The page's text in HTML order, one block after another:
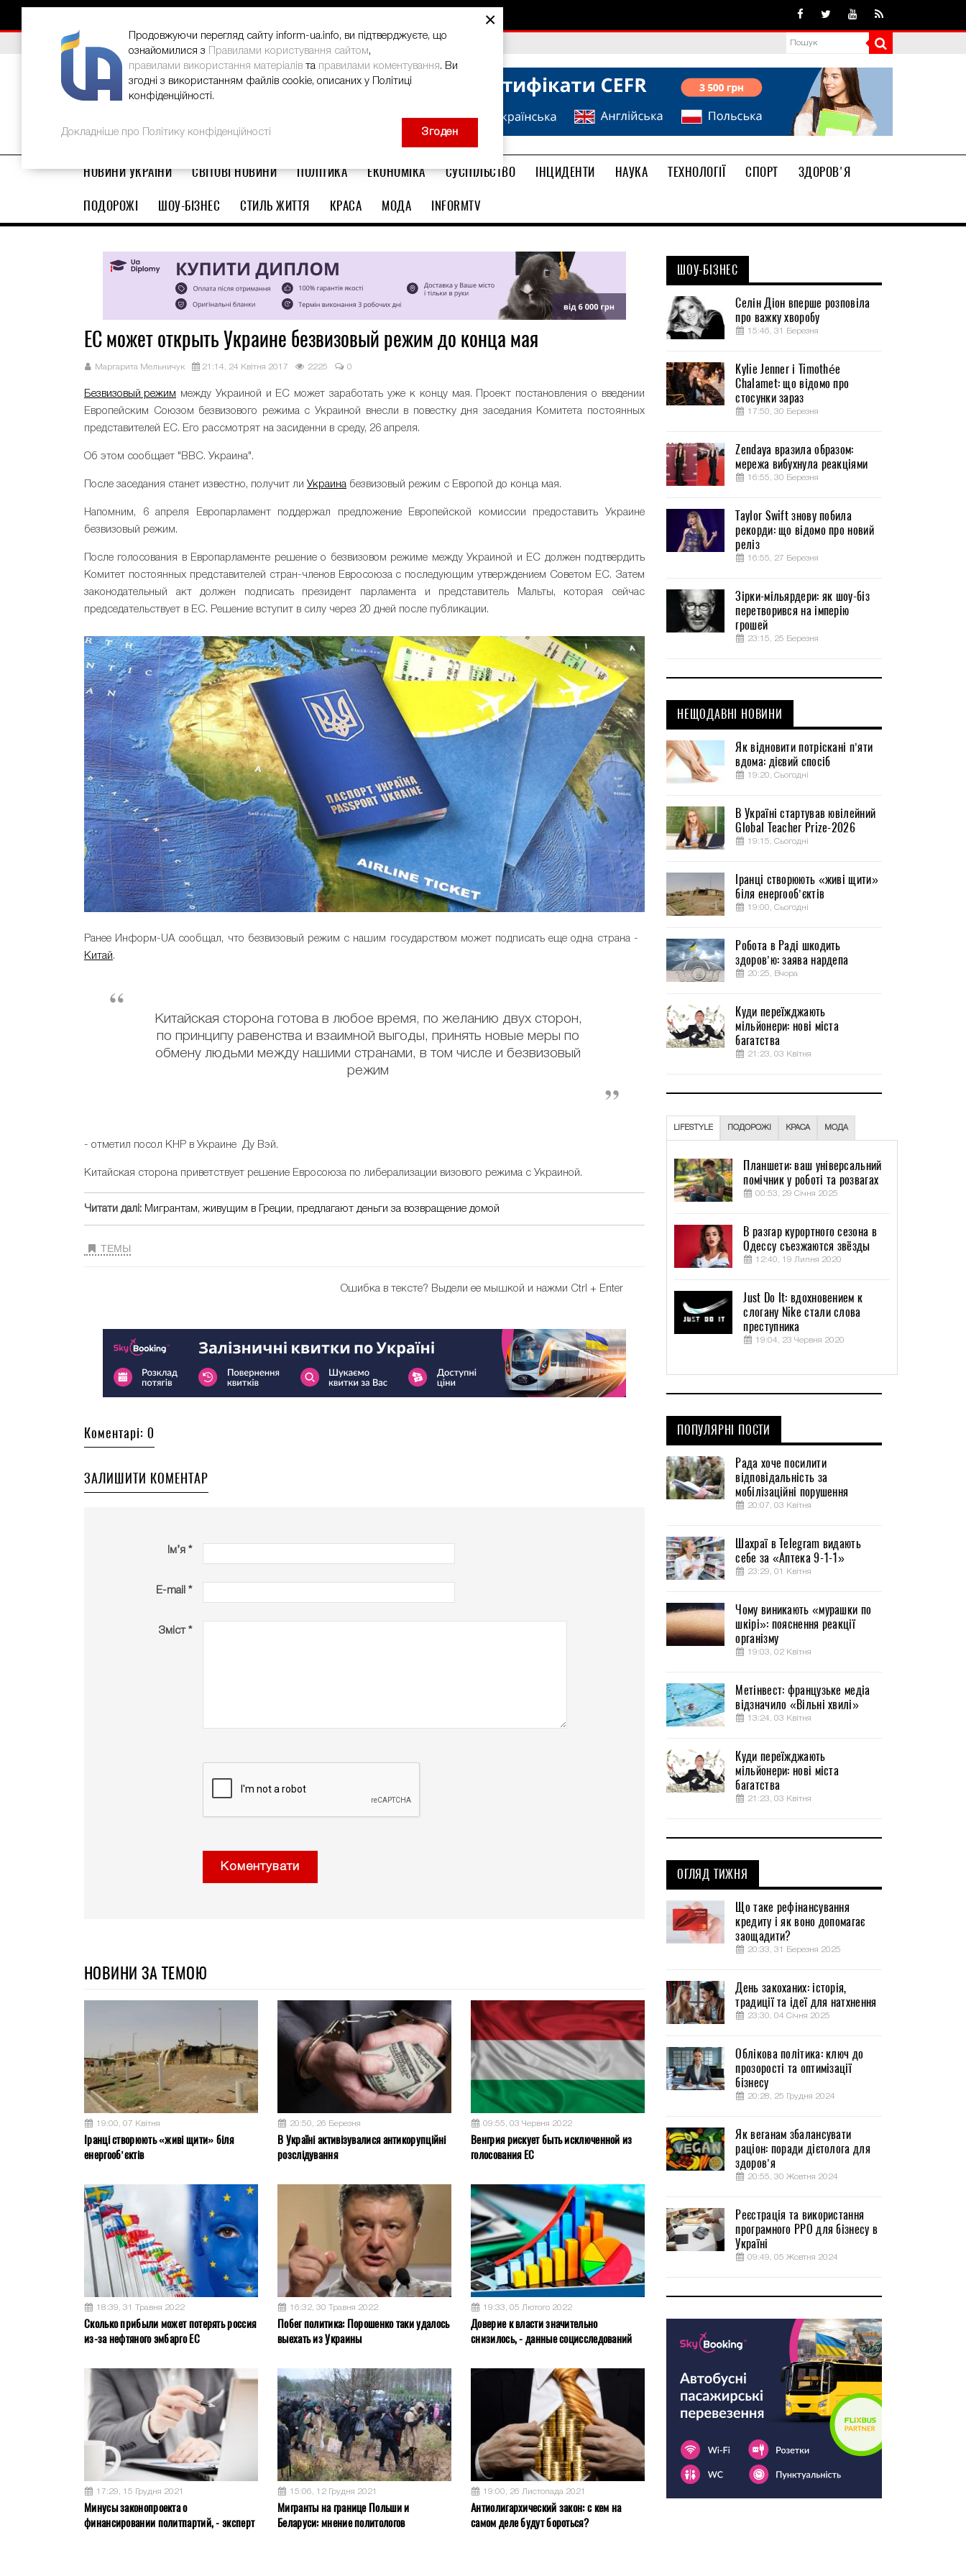
ВИБІР РЕДАКЦІЇ В Україні стартував ювілейний Global Teacher Prize-2026
НОВИНИ УКРАЇНИ СВІТОВІ НОВИНИ ПОЛІТИКА ЕКОНОМІКА СУСПІЛЬСТВО ІНЦИДЕНТИ НАУКА ТЕХНОЛОГІЇ СПОРТ
ЗДОРОВ'Я
ПОДОРОЖІ
ШОУ-БІЗНЕС СТИЛЬ ЖИТТЯ КРАСА МОДА INFORMTV
ЕС может открыть Украине безвизовый режим до конца мая
Маргарита Мельничук 21:14, 24 Квітня 2017 2225 0
Безвизовый режим между Украиной и ЕС может заработать уже к концу мая. Проект постановления о введении
Европейским Союзом безвизового режима с Украиной внесли в повестку дня заседания Комитета постоянных
представителей ЕС. Его рассмотрят на засиденни в среду, 26 апреля.
Об этом сообщает "ВВС. Украина".
После заседания станет известно, получит ли Украина безвизовый режим с Европой до конца мая.
Напомним, 6 апреля Европарламент поддержал предложение Европейской комиссии предоставить Украине
безвизовый режим.
После голосования в Европарламенте решение о безвизовом режиме между Украиной и ЕС должен подтвердить
Комитет постоянных представителей стран-членов Евросоюза с последующим утверждением Советом ЕС. Затем
законодательный акт должен подписать президент парламента и представитель Мальты, которая сейчас
председательствует в ЕС. Решение вступит в силу через 20 дней после публикации.
Ранее Информ-UA сообщал, что безвизовый режим с нашим государством может подписать еще одна страна -
Китай.
Китайская сторона готова в любое время, по желанию двух сторон,
по принципу равенства и взаимной выгоды, принять новые меры по
обмену людьми между нашими странами, в том числе и безвизовый
режим
- отметил посол КНР в Украине Ду Вэй.
Китайская сторона приветствует решение Евросоюза по либерализации визового режима с Украиной.
Читати далі: Мигрантам, живущим в Греции, предлагают деньги за возвращение домой
ТЕМЫ
Ошибка в тексте? Выдели ее мышкой и нажми Ctrl + Enter
Коментарі: 0
ЗАЛИШИТИ КОМЕНТАР
Ім’я *
E-mail *
Зміст *
Коментувати
НОВИНИ ЗА ТЕМОЮ
19:00, 07 Квітня
Іранці створюють «живі щити» біля
енергооб’єктів
20:50, 26 Березня
В Україні активізувалися антикорупційні
розслідування
09:55, 03 Червня 2022
Венгрия рискует быть исключенной из
голосования ЕС
18:39, 31 Травня 2022
Сколько прибыли может потерять россия
из-за нефтяного эмбарго ЕС
16:32, 30 Травня 2022
Побег политика: Порошенко таки удалось
выехать из Украины
19:33, 05 Лютого 2022
Доверие к власти значительно
снизилось, - данные социсследований
17:29, 15 Грудня 2021
Минусы законопроекта о
финансировании политпартий, - эксперт
15:06, 12 Грудня 2021
Мигранты на границе Польши и
Беларуси: мнение политологов
19:00, 26 Листопада 2021
Антиолигархический закон: с кем на
самом деле будут бороться?
ШОУ-БІЗНЕС
Селін Діон вперше розповіла
про важку хворобу
15:46, 31 Березня
Kylie Jenner і Timothée
Chalamet: що відомо про
стосунки зараз
17:50, 30 Березня
Zendaya вразила образом:
мережа вибухнула реакціями
16:55, 30 Березня
Taylor Swift знову побила
рекорди: що відомо про новий
реліз
16:55, 27 Березня
Зірки-мільярдери: як шоу-біз
перетворився на імперію
грошей
23:15, 25 Березня
НЕЩОДАВНІ НОВИНИ
Як відновити потріскані п’яти
вдома: дієвий спосіб
19:20, Сьогодні
В Україні стартував ювілейний
Global Teacher Prize-2026
19:15, Сьогодні
Іранці створюють «живі щити»
біля енергооб’єктів
19:00, Сьогодні
Робота в Раді шкодить
здоров’ю: заява нардепа
20:25, Вчора
Куди переїжджають
мільйонери: нові міста
багатства
21:23, 03 Квітня
LIFESTYLE ПОДОРОЖІ КРАСА МОДА
Планшети: ваш універсальний
помічник у роботі та розвагах
00:53, 29 Січня 2025
В разгар курортного сезона в
Одессу съезжаются звёзды
12:40, 19 Липня 2020
Just Do It: вдохновением к
слогану Nike стали слова
преступника
19:04, 23 Червня 2020
ПОПУЛЯРНІ ПОСТИ
Рада хоче посилити
відповідальність за
мобілізаційні порушення
20:07, 03 Квітня
Шахраї в Telegram видають
себе за «Аптека 9-1-1»
23:29, 01 Квітня
Чому виникають «мурашки по
шкірі»: пояснення реакції
організму
19:03, 02 Квітня
Метінвест: французьке медіа
відзначило «Вільні хвилі»
13:24, 03 Квітня
Куди переїжджають
мільйонери: нові міста
багатства
21:23, 03 Квітня
ОГЛЯД ТИЖНЯ
Що таке рефінансування
кредиту і як воно допомагає
заощадити?
20:33, 31 Березня 2025
День закоханих: історія,
традиції та ідеї для натхнення
23:30, 04 Січня 2025
Облікова політика: ключ до
прозорості та оптимізації
бізнесу
20:28, 25 Грудня 2024
Як веганам збалансувати
раціон: поради дієтолога для
здоров’я
20:55, 30 Жовтня 2024
Реєстрація та використання
програмного РРО для бізнесу в
Україні
09:49, 05 Жовтня 2024
×
Продовжуючи перегляд сайту inform-ua.info, ви підтверджуєте, що
ознайомилися з
Правилами користування сайтом,
правилами використання матеріалів та правилами коментування. Ви
згодні з використанням файлів cookie, описаних у Політиці
конфіденційності.
Докладніше про Політику конфіденційності Згоден